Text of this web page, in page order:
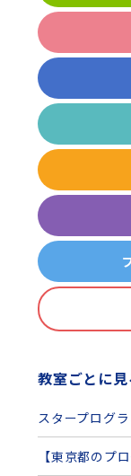
教室ごとに見
スタープログ
【東京都のプ